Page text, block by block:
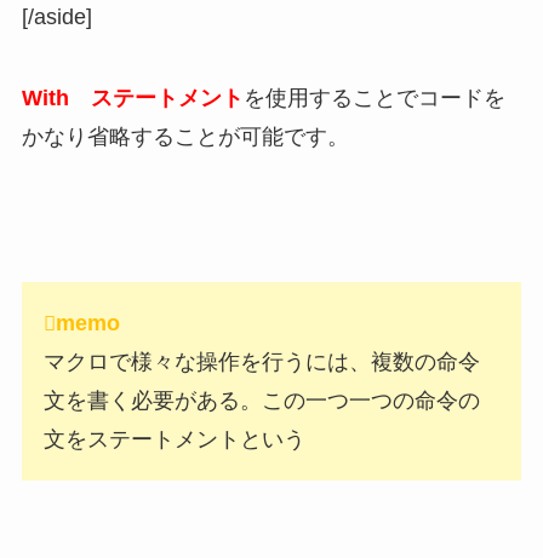
[/aside]
With ステートメント を使用することでコードを
かなり省略することが可能です。
memo
マクロで様々な操作を行うには、複数の命令
文を書く必要がある。この一つ一つの命令の
文をステートメントという